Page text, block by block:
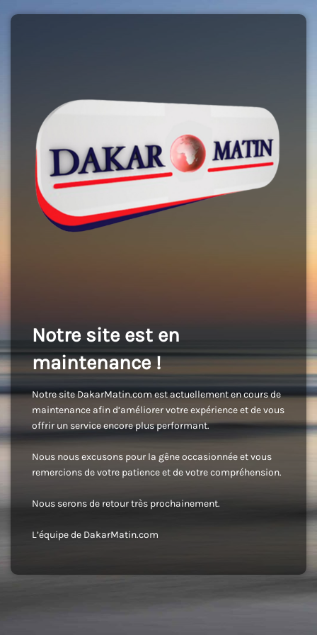
Notre site est en
maintenance !
Notre site DakarMatin.com est actuellement en cours de
maintenance afin d’améliorer votre expérience et de vous
offrir un service encore plus performant.
Nous nous excusons pour la gêne occasionnée et vous
remercions de votre patience et de votre compréhension.
Nous serons de retour très prochainement.
L’équipe de DakarMatin.com